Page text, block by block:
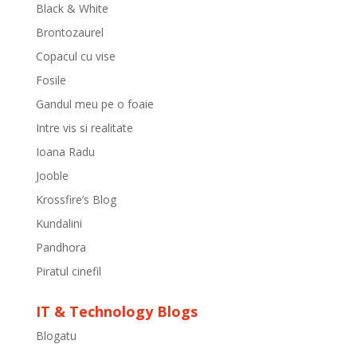
Black & White
Brontozaurel
Copacul cu vise
Fosile
Gandul meu pe o foaie
Intre vis si realitate
Ioana Radu
Jooble
Krossfire’s Blog
Kundalini
Pandhora
Piratul cinefil
IT & Technology Blogs
Blogatu